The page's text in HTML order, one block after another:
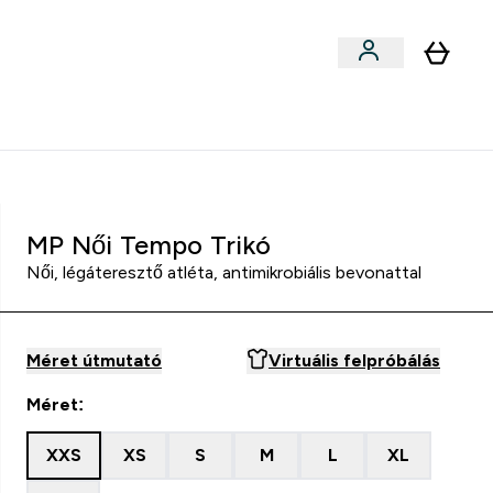
MP Női Tempo Trikó
Női, légáteresztő atléta, antimikrobiális bevonattal
Méret útmutató Virtuális felpróbálás
Méret:
XXS XS S M L XL